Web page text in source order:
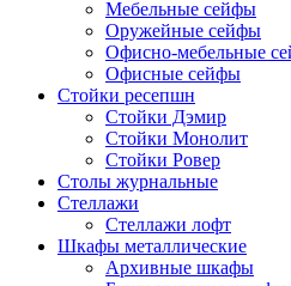
Мебельные сейфы
Оружейные сейфы
Офисно-мебельные
Офисные сейфы
Стойки ресепшн
Стойки Дэмир
Стойки Монолит
Стойки Ровер
Столы журнальные
Стеллажи
Стеллажи лофт
Шкафы металлические
Архивные шкафы